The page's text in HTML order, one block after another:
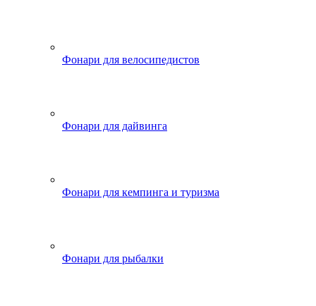
Фонари для велосипедистов
Фонари для дайвинга
Фонари для кемпинга и туризма
Фонари для рыбалки